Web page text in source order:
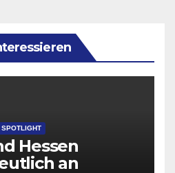
Hessen
an